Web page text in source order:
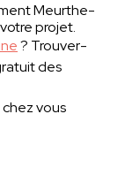
Meurthe-
projet.
? Trouver-
des
vous